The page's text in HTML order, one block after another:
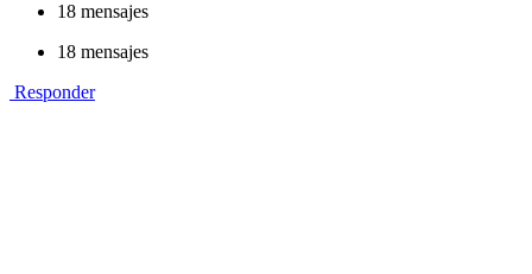
18 mensajes
18 mensajes
Responder